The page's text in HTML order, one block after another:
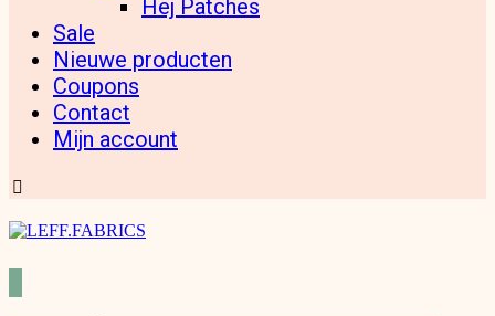
Hej Patches
Sale
Nieuwe producten
Coupons
Contact
Mijn account